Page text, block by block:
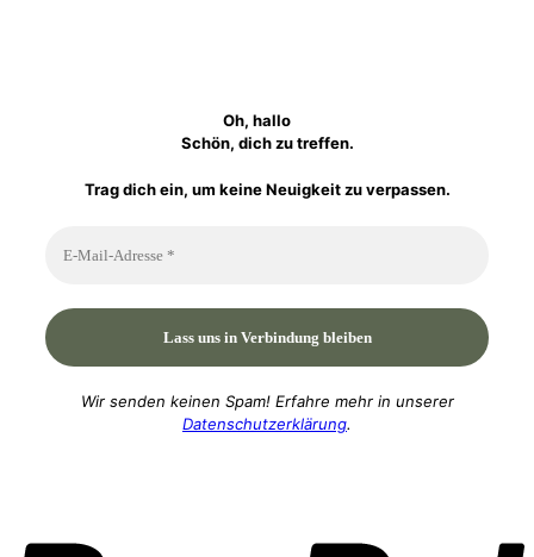
Oh, hallo
Schön, dich zu treffen.
Trag dich ein, um keine Neuigkeit zu verpassen.
Wir senden keinen Spam! Erfahre mehr in unserer
Datenschutzerklärung.